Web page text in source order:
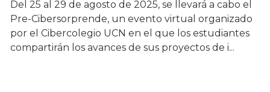
Del 25 al 29 de agosto de 2025, se llevará a cabo el
Pre-Cibersorprende, un evento virtual organizado
por el Cibercolegio UCN en el que los estudiantes
compartirán los avances de sus proyectos de i...